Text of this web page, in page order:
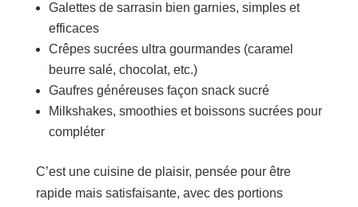
Galettes de sarrasin bien garnies, simples et
efficaces
Crêpes sucrées ultra gourmandes (caramel
beurre salé, chocolat, etc.)
Gaufres généreuses façon snack sucré
Milkshakes, smoothies et boissons sucrées pour
compléter
C’est une cuisine de plaisir, pensée pour être
rapide mais satisfaisante, avec des portions